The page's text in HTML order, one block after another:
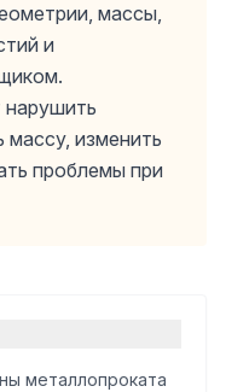
массы,
и
массу, изменить
проблемы при
металлопроката